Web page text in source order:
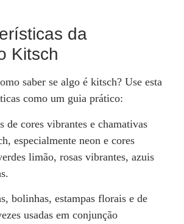
da
Kitsch
saber se algo é kitsch? Use esta
como um guia prático:
de cores vibrantes e chamativas
especialmente neon e cores
limão, rosas vibrantes, azuis
bolinhas, estampas florais e de
usadas em conjunção